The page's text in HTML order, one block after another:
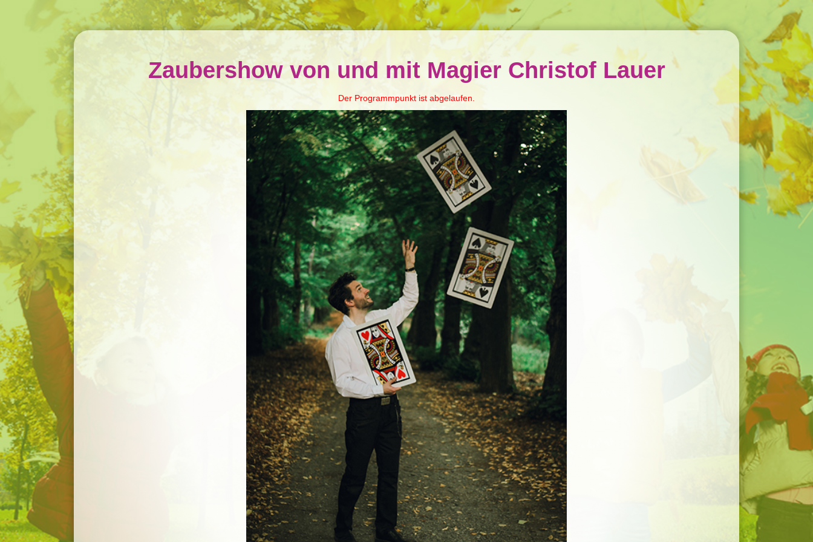
Zaubershow von und mit Magier Christof Lauer
Der Programmpunkt ist abgelaufen.